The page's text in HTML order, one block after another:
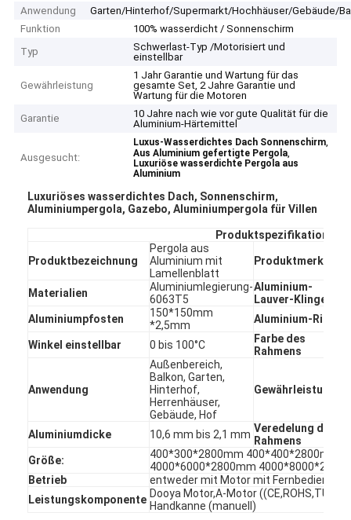
Anwendung
Garten/Hinterhof/Supermarkt/Hochhäuser/Gebäude/
Funktion
100% wasserdicht / Sonnenschirm
Typ
Schwerlast-Typ /Motorisiert und
einstellbar
Gewährleistung
1 Jahr Garantie und Wartung für das
gesamte Set, 2 Jahre Garantie und
Wartung für die Motoren
Garantie
10 Jahre nach wie vor gute Qualität für die
Aluminium-Härtemittel
Ausgesucht:
Luxus-Wasserdichtes Dach Sonnenschirm,
Aus Aluminium gefertigte Pergola,
Luxuriöse wasserdichte Pergola aus
Aluminium
Luxuriöses wasserdichtes Dach, Sonnenschirm,
Aluminiumpergola, Gazebo, Aluminiumpergola für Villen
Produktspezifikation
Produktbezeichnung
Pergola aus
Aluminium mit
Lamellenblatt
Produktmerkmale
Materialien
Aluminiumlegierung-
6063T5
Aluminium-
Lauver-Klinge
Aluminiumpfosten
150*150mm
*2,5mm
Aluminium-Rinnen
Winkel einstellbar 0 bis 100°C
Farbe des
Rahmens
Anwendung
Außenbereich,
Balkon, Garten,
Hinterhof,
Herrenhäuser,
Gebäude, Hof
Gewährleistung
Aluminiumdicke 10,6 mm bis 2,1 mm Veredelung des
Rahmens
Größe:
400*300*2800mm 400*400*2800mm
4000*6000*2800mm
Betrieb
entweder mit Motor mit Fernbedienung
Leistungskomponente Dooya Motor,A-Motor
Handkanne (manuell)